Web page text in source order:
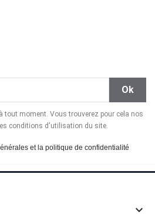
tout moment. Vous trouverez pour cela nos
conditions d'utilisation du site.
et la politique de confidentialité
